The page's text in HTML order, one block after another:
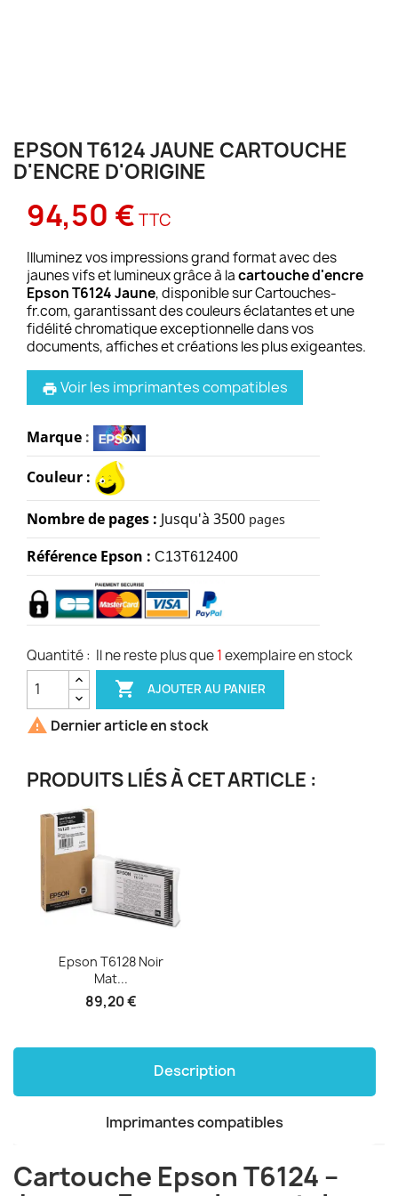
EPSON T6124 JAUNE CARTOUCHE
D'ENCRE D'ORIGINE
94,50 € TTC
Illuminez vos impressions grand format avec des
jaunes vifs et lumineux grâce à lacartouche d'encre
Epson T6124 Jaune, disponible sur Cartouches-
fr.com, garantissant des couleurs éclatantes et une
fidélité chromatique exceptionnelle dans vos
documents, affiches et créations les plus exigeantes.
print Voir les imprimantes compatibles
Marque :
Couleur :
Nombre de pages : Jusqu'à 3500 pages
Référence Epson : C13T612400
Quantité : Il ne reste plus que1exemplaire en stock
 AJOUTER AU PANIER
 Dernier article en stock
PRODUITS LIÉS À CET ARTICLE :
Epson T6128 Noir
Mat...
89,20 €
Description
Imprimantes compatibles
Cartouche Epson T6124 –